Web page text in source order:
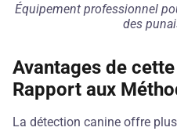
Équipement professionnel
des
Avantages de
Rapport aux
La détection canine offre